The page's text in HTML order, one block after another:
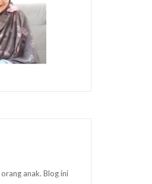
anak. Blog ini